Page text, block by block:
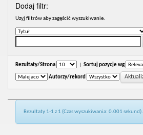
Dodaj filtr:
Uzyj filtrów aby zagęścić wyszukiwanie.
Rezultaty/Strona Sortuj pozycje wg
Autorzy/rekord
Rezultaty 1-1 z 1 (Czas wyszukiwania: 0.001 sekund).